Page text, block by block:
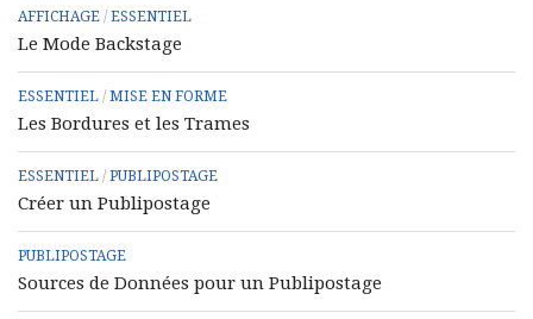
AFFICHAGE / ESSENTIEL
Le Mode Backstage
ESSENTIEL / MISE EN FORME
Les Bordures et les Trames
ESSENTIEL / PUBLIPOSTAGE
Créer un Publipostage
PUBLIPOSTAGE
Sources de Données pour un Publipostage